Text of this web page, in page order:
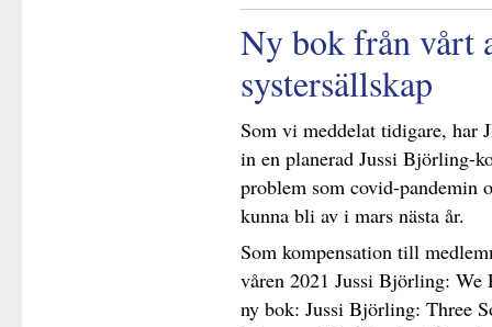
Ny bok från vårt
systersällskap
Som vi meddelat tidigare, har
in en planerad Jussi Björling-
problem som covid-pandemin
kunna bli av i mars nästa år.
Som kompensation till
våren 2021 Jussi Björling: We
ny bok: Jussi Björling: Three